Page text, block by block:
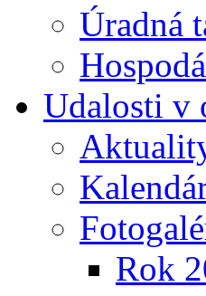
Úradná
Udalosti v
Rok